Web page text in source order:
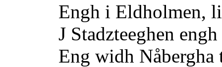
Engh i Eldholmen,
J Stadzteeghen
Eng widh